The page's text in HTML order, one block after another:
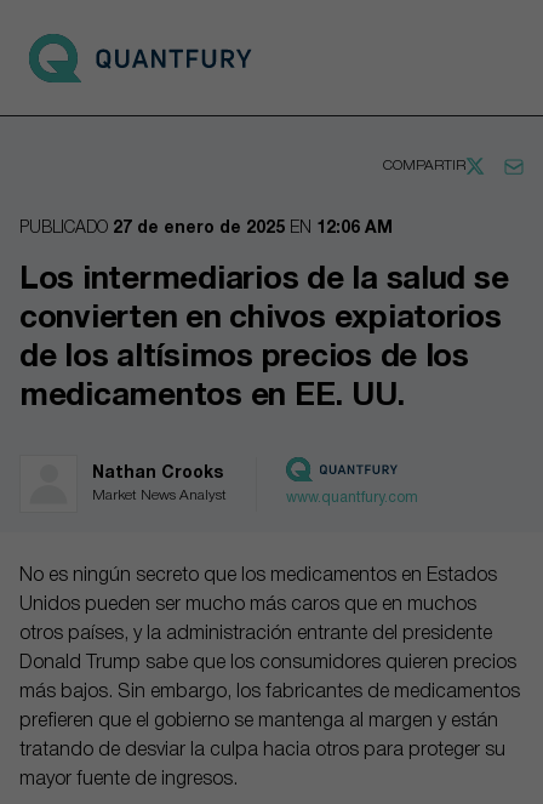
Go to main page
COMPARTIR
PUBLICADO 27 de enero de 2025 EN 12:06 AM
Los intermediarios de la salud se
convierten en chivos expiatorios
de los altísimos precios de los
medicamentos en EE. UU.
Nathan Crooks
Market News Analyst www.quantfury.com
No es ningún secreto que los medicamentos en Estados
Unidos pueden ser mucho más caros que en muchos
otros países, y la administración entrante del presidente
Donald Trump sabe que los consumidores quieren precios
más bajos. Sin embargo, los fabricantes de medicamentos
prefieren que el gobierno se mantenga al margen y están
tratando de desviar la culpa hacia otros para proteger su
mayor fuente de ingresos.